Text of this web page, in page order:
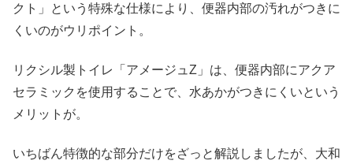
クト」という特殊な仕様により、便器内部の汚れがつきに
くいのがウリポイント。
リクシル製トイレ「アメージュZ」は、便器内部にアクア
セラミックを使用することで、水あかがつきにくいという
メリットが。
いちばん特徴的な部分だけをざっと解説しましたが、大和